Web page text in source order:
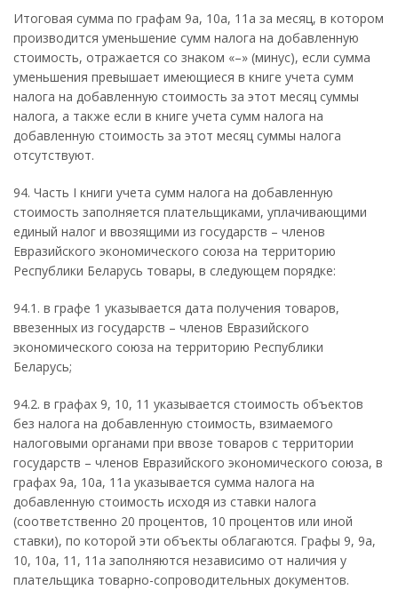
Итоговая сумма по графам 9а, 10а, 11а за месяц, в котором
производится уменьшение сумм налога на добавленную
стоимость, отражается со знаком «–» (минус), если сумма
уменьшения превышает имеющиеся в книге учета сумм
налога на добавленную стоимость за этот месяц суммы
налога, а также если в книге учета сумм налога на
добавленную стоимость за этот месяц суммы налога
отсутствуют.
94. Часть I книги учета сумм налога на добавленную
стоимость заполняется плательщиками, уплачивающими
единый налог и ввозящими из государств – членов
Евразийского экономического союза на территорию
Республики Беларусь товары, в следующем порядке:
94.1. в графе 1 указывается дата получения товаров,
ввезенных из государств – членов Евразийского
экономического союза на территорию Республики
Беларусь;
94.2. в графах 9, 10, 11 указывается стоимость объектов
без налога на добавленную стоимость, взимаемого
налоговыми органами при ввозе товаров с территории
государств – членов Евразийского экономического союза, в
графах 9а, 10а, 11а указывается сумма налога на
добавленную стоимость исходя из ставки налога
(соответственно 20 процентов, 10 процентов или иной
ставки), по которой эти объекты облагаются. Графы 9, 9а,
10, 10а, 11, 11а заполняются независимо от наличия у
плательщика товарно-сопроводительных документов.